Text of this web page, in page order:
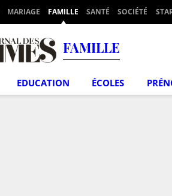
MARIAGE FAMILLE SANTÉ SOCIÉTÉ
FAMILLE
EDUCATION ÉCOLES